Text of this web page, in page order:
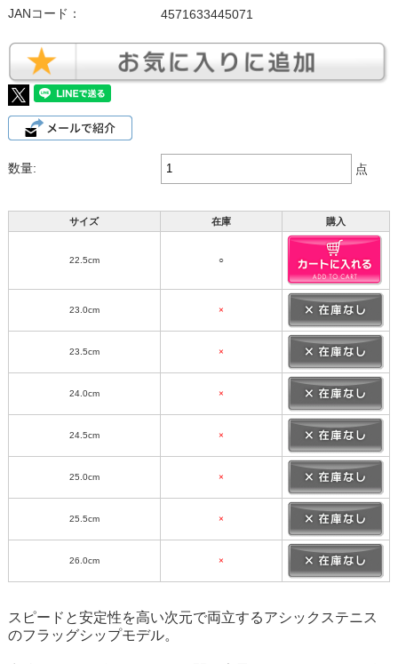
JANコード：
4571633445071
数量: 点
サイズ 在庫 購入
22.5cm ○
23.0cm ×
23.5cm ×
24.0cm ×
24.5cm ×
25.0cm ×
25.5cm ×
26.0cm ×
スピードと安定性を高い次元で両立するアシックステニス
のフラッグシップモデル。